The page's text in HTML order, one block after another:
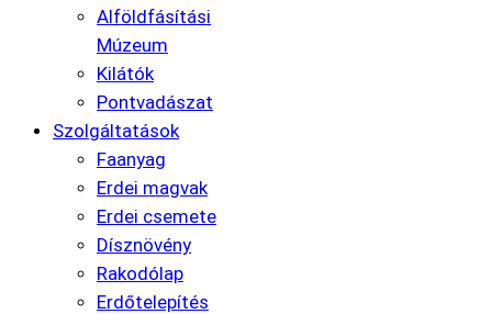
Alföldfásítási
Múzeum
Kilátók
Pontvadászat
Szolgáltatások
Faanyag
Erdei magvak
Erdei csemete
Dísznövény
Rakodólap
Erdőtelepítés